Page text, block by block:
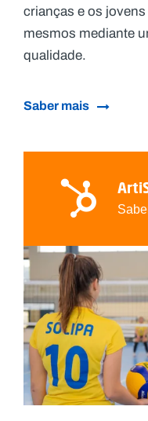
crianças e os
mesmos mediante
qualidade.
Saber mais